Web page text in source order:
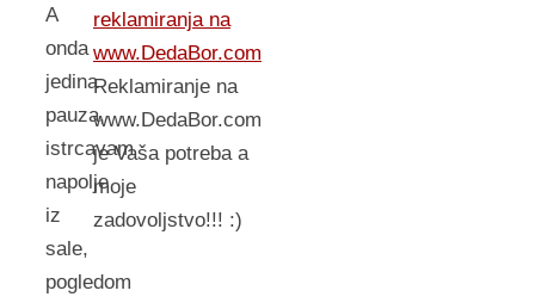
A
onda
jedina
pauza,
istrcavam
napolje
iz
sale,
pogledom
reklamiranja na
www.DedaBor.com
Reklamiranje na
www.DedaBor.com
je Vaša potreba a
moje
zadovoljstvo!!! :)